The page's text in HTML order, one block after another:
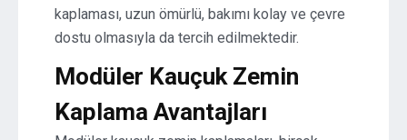
kaplaması, uzun ömürlü, bakımı kolay ve çevre
dostu olmasıyla da tercih edilmektedir.
Modüler Kauçuk Zemin
Kaplama Avantajları